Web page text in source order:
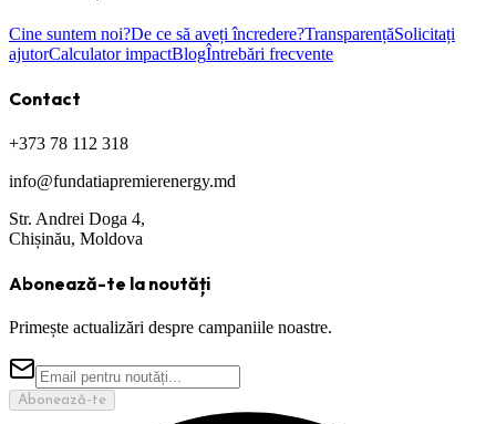
Cine suntem noi?De ce să aveți încredere?TransparențăSolicitați
ajutorCalculator impactBlogÎntrebări frecvente
Contact
+373 78 112 318
info@fundatiapremierenergy.md
Str. Andrei Doga 4,
Chișinău, Moldova
Abonează-te la noutăți
Primește actualizări despre campaniile noastre.
Abonează-te